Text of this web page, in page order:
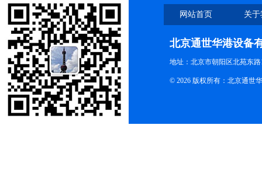
网站首页 关
北京通世华港设备
地址：北京市朝阳区北苑东路
© 2026 版权所有：北京通世